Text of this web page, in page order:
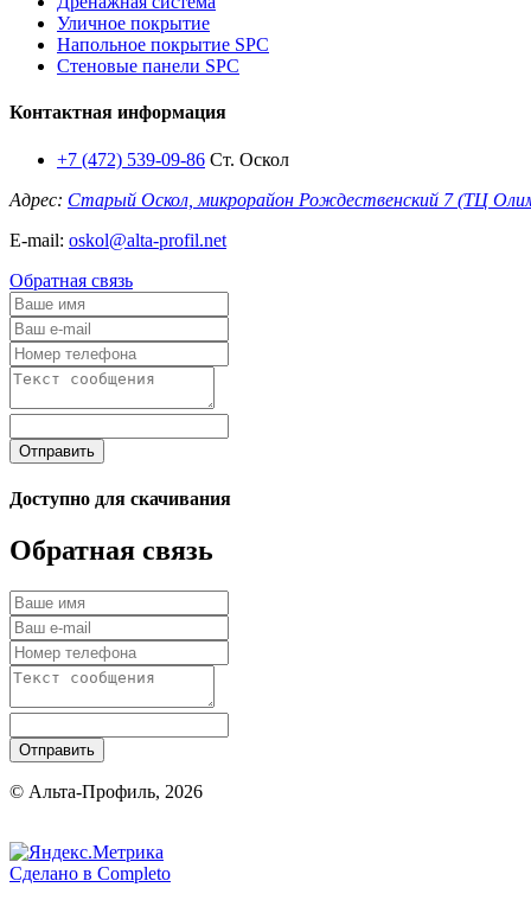
Уличное покрытие
Напольное покрытие SPC
Стеновые панели SPC
Контактная информация
+7 (472) 539-09-86 Ст. Оскол
Адрес: Старый Оскол, микрорайон Рождественский 7 (ТЦ
E-mail: oskol@alta-profil.net
Обратная связь
Отправить
Доступно для скачивания
Обратная связь
Отправить
© Альта-Профиль, 2026
Сделано в Completo